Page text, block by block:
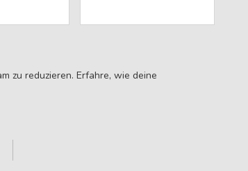
zu reduzieren. Erfahre, wie deine